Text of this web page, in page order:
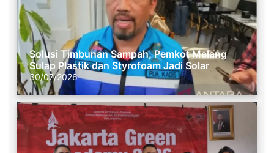
Solusi Timbunan Sampah, Pemkot Malang
Sulap Plastik dan Styrofoam Jadi Solar
30/07/2026